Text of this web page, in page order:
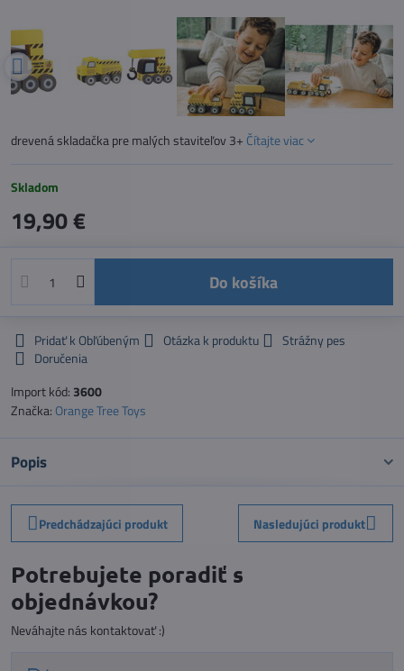
drevená skladačka pre malých staviteľov 3+ Čítajte viac
Skladom
19,90 €
Do košíka
Pridať k Obľúbeným Otázka k produktu
Strážny pes
Doručenia
Import kód: 3600
Značka: Orange Tree Toys
Popis
Predchádzajúci produkt Nasledujúci produkt
Potrebujete poradiť s
objednávkou?
Neváhajte nás kontaktovať :)